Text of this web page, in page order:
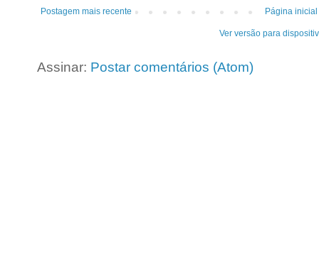
Postagem mais recente Página inicial
Ver versão para
Assinar: Postar comentários (Atom)